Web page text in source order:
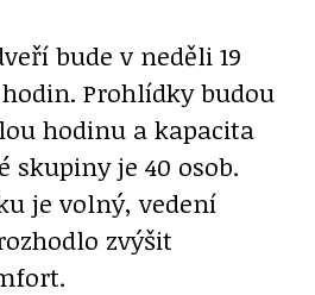
bude v neděli 19
hodin. Prohlídky budou
hodinu a kapacita
skupiny je 40 osob.
je volný, vedení
zvýšit